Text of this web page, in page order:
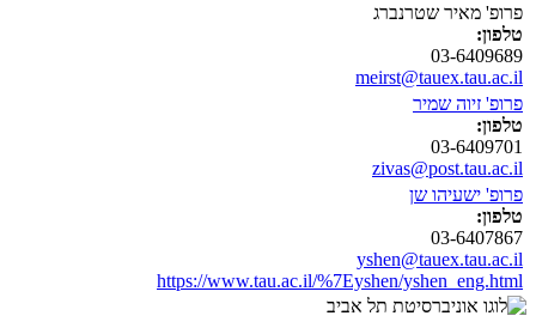
פרופ' מאיר שטרנברג
טלפון:
03-6409689
meirst@tauex.tau.ac.il
פרופ' זיוה שמיר
טלפון:
03-6409701
zivas@post.tau.ac.il
פרופ' ישעיהו שן
טלפון:
03-6407867
yshen@tauex.tau.ac.il
https://www.tau.ac.il/%7Eyshen/yshen_eng.html